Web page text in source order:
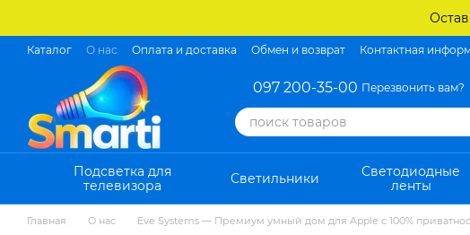
Каталог О нас Оплата и доставка Обмен и возврат Контактная
097 200-35-00 Перезвонить вам?
Подсветка для
телевизора
Светильники
Светодиодные
ленты
Главная О нас Eve Systems — Премиум умный дом для Apple с 100%